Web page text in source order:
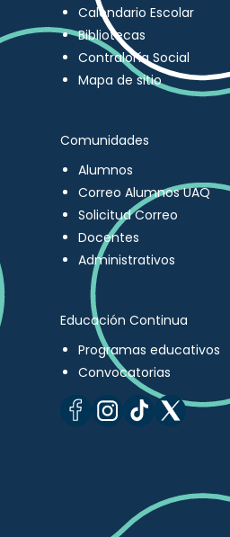
Calendario Escolar
Bibliotecas
Contraloría Social
Mapa de sitio
Comunidades
Alumnos
Correo Alumnos UAQ
Solicitud Correo
Docentes
Administrativos
Educación Continua
Programas educativos
Convocatorias